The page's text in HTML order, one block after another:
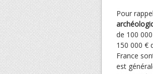
Pour
de 100
150 000 €
France
est